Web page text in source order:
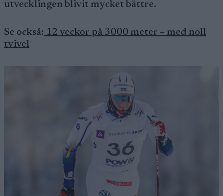
utvecklingen blivit mycket bättre.
Se också: 12 veckor på 3000 meter – med noll
tvivel